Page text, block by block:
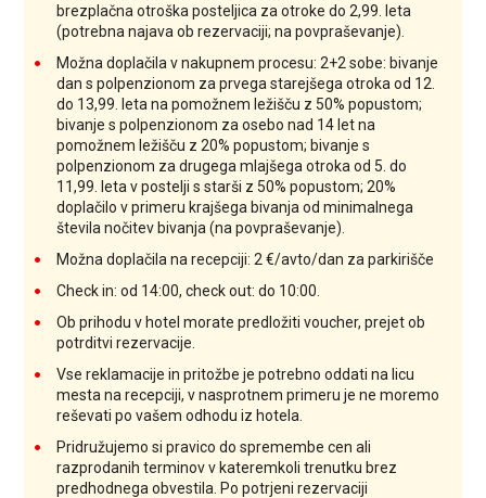
brezplačna otroška posteljica za otroke do 2,99. leta
(potrebna najava ob rezervaciji; na povpraševanje).
Možna doplačila v nakupnem procesu: 2+2 sobe: bivanje
dan s polpenzionom za prvega starejšega otroka od 12.
do 13,99. leta na pomožnem ležišču z 50% popustom;
bivanje s polpenzionom za osebo nad 14 let na
pomožnem ležišču z 20% popustom; bivanje s
polpenzionom za drugega mlajšega otroka od 5. do
11,99. leta v postelji s starši z 50% popustom; 20%
doplačilo v primeru krajšega bivanja od minimalnega
števila nočitev bivanja (na povpraševanje).
Možna doplačila na recepciji: 2 €/avto/dan za parkirišče
Check in: od 14:00, check out: do 10:00.
Ob prihodu v hotel morate predložiti voucher, prejet ob
potrditvi rezervacije.
Vse reklamacije in pritožbe je potrebno oddati na licu
mesta na recepciji, v nasprotnem primeru je ne moremo
reševati po vašem odhodu iz hotela.
Pridružujemo si pravico do spremembe cen ali
razprodanih terminov v kateremkoli trenutku brez
predhodnega obvestila. Po potrjeni rezervaciji